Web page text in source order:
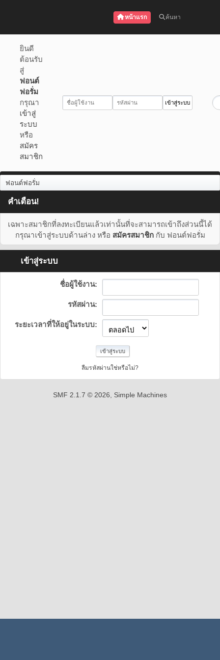
หน้าแรก ค้นหา
ยินดี
ต้อนรับ
สู่
ฟอนต์
ฟอรั่ม
กรุณา
เข้าสู่
ระบบ
หรือ
สมัคร
สมาชิก
ฟอนต์ฟอรั่ม
คำเตือน!
เฉพาะสมาชิกที่ลงทะเบียนแล้วเท่านั้นที่จะสามารถเข้าถึงส่วนนี้ได้
กรุณาเข้าสู่ระบบด้านล่าง หรือ สมัครสมาชิกกับ ฟอนต์ฟอรั่ม
เข้าสู่ระบบ
ชื่อผู้ใช้งาน:
รหัสผ่าน:
ระยะเวลาที่ให้อยู่ในระบบ:
ลืมรหัสผ่านใช่หรือไม่?
SMF 2.1.7 © 2026, Simple Machines